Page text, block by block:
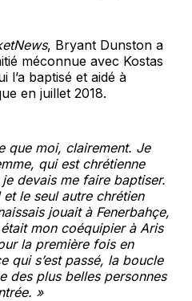
, Bryant Dunston a
méconnue avec Kostas
l’a baptisé et aidé à
en juillet 2018.
que moi, clairement. Je
qui est chrétienne
devais me faire baptiser.
le seul autre chrétien
jouait à Fenerbahçe,
mon coéquipier à Aris
la première fois en
qui s’est passé, la boucle
des plus belles personnes
»